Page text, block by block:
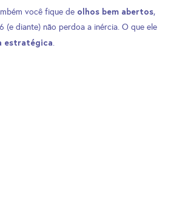
você fique de olhos bem abertos,
(e diante) não perdoa a inércia. O que ele
estratégica.